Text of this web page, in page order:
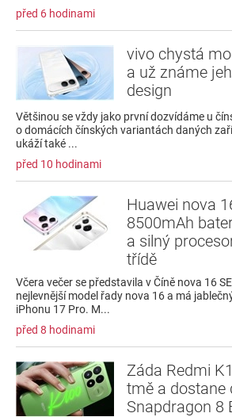
před 6 hodinami
vivo chystá
a už známe
design
Většinou se vždy jako první dozvídáme u
o domácích čínských variantách daných
ukáží také ...
před 10 hodinami
Huawei nova
8500mAh
a silný
třídě
Včera večer se představila v Číně nova 16
nejlevnější model řady nova 16 a má
iPhonu 17 Pro. M...
před 8 hodinami
Záda Redmi
tmě a dostane
Snapdragon 8